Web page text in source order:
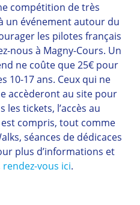
compétition de très
un événement autour du
les pilotes français
nous à Magny-Cours. Un
ne coûte que 25€ pour
10-17 ans. Ceux qui ne
accèderont au site pour
tickets, l’accès au
compris, tout comme
séances de dédicaces
plus d’informations et
rendez-vous ici.